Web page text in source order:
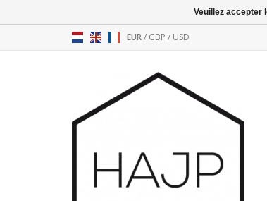
EUR/ GBP / USD
Veuillez accepter